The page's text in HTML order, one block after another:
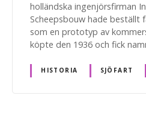
holländska ingenjörsfirman
Scheepsbouw hade beställt
som en prototyp av
köpte den 1936 och fick
HISTORIA SJÖFART